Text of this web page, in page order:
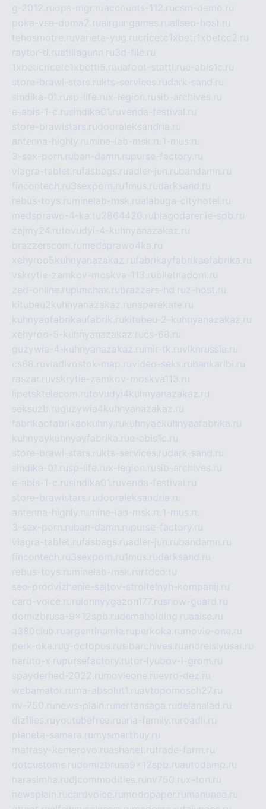
g-2012.ruops-mgr.ruaccounts-112.rucsm-demo.ru
poka-vse-doma2.ruairgungames.ruallseo-host.ru
tehosmotre.ruvarieta-yug.rucricetc1xbetr1xbetcc2.ru
raytor-d.ruatillagunn.ru3d-file.ru
1xbeticricetc1xbetti5.ruuafoot-statti.rue-abis1c.ru
store-brawl-stars.rukts-services.rudark-sand.ru
sindika-01.rusp-life.rux-legion.rusib-archives.ru
e-abis-1-c.rusindika01.ruvenda-festival.ru
store-brawlstars.rudooraleksandria.ru
antenna-highly.ru mine-lab-msk.ru1-mus.ru
3-sex-porn.ruban-damn.rupurse-factory.ru
viagra-tablet.rufasbags.ruadler-jun.rubandamn.ru
fincontech.ru3sexporn.ru1mus.rudarksand.ru
rebus-toys.ru minelab-msk.rualabuga-cityhotel.ru
medsprawo-4-ka.ru2864420.rublagodarenie-spb.ru
zajmy24.rutovudyi-4-kuhnyanazakaz.ru
brazzerscom.ru medsprawo4ka.ru
xehyroo5kuhnyanazakaz.rufabrikayfabrikaefabrika.ru
vskrytie-zamkov-moskva-113.rubiletnadom.ru
zed-online.rupimchax.rubrazzers-hd.ruz-host.ru
kitubeu2kuhnyanazakaz.ru naperekate.ru
kuhnyaofabrikaufabrik.rukitubeu-2-kuhnyanazakaz.ru
xehyroo-5-kuhnyanazakaz.rucs-68.ru
guzywia-4-kuhnyanazakaz.ru mir-tk.ruvlknrussia.ru
cs68.ruvladivostok-map.ruvideo-seks.rubankaribi.ru
raszar.ruvskrytie-zamkov-moskva113.ru
lipetsktelecom.rutovudyi4kuhnyanazakaz.ru
seksuzb.ruguzywia4kuhnyanazakaz.ru
fabrikaofabrikaokuhny.rukuhnyaekuhnyaafabrika.ru
kuhnyaykuhnyayfabrika.rue-abis1c.ru
store-brawl-stars.rukts-services.rudark-sand.ru
sindika-01.rusp-life.rux-legion.rusib-archives.ru
e-abis-1-c.rusindika01.ruvenda-festival.ru
store-brawlstars.rudooraleksandria.ru
antenna-highly.ru mine-lab-msk.ru1-mus.ru
3-sex-porn.ruban-damn.rupurse-factory.ru
viagra-tablet.rufasbags.ruadler-jun.rubandamn.ru
fincontech.ru3sexporn.ru1mus.rudarksand.ru
rebus-toys.ru minelab-msk.ru rtdco.ru
seo-prodvizhenie-sajtov-stroitelnyh-kompanij.ru
card-voice.ru rulonnyygazon177.rusnow-guard.ru
domizbrusa-9x12spb.rudemaholding.ruaalse.ru
a380club.ruargentinamia.ruperkoka.ru movie-one.ru
perk-oka.rug-octopus.rusibarchives.ruandreislyusar.ru
naruto-x.rupursefactory.rutor-lyubov-i-grom.ru
spayderhed-2022.ru movieone.ruevro-dez.ru
webamator.ru ma-absolut1.ruavtopomosch27.ru
nv-750.ru news-plain.ru nertansaga.rudelanalad.ru
dizfiles.ruyoutubefree.ruaria-family.ru roadli.ru
planeta-samara.ru mysmartbuy.ru
matrasy-kemerovo.ruashanet.rutrade-farm.ru
dotcustoms.rudomizbrusa9x12spb.ruautodamp.ru
narasimha.rudjcommodities.ru nv750.rux-ton.ru
newsplain.rucardvoice.ru modopaper.ru manunae.ru